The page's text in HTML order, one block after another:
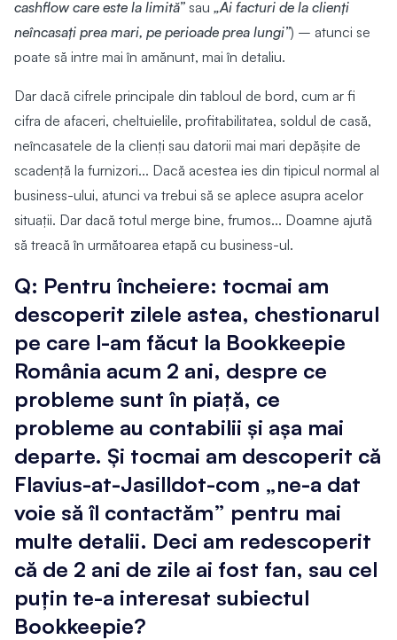
cashflow care este la limită” sau „Ai facturi de la clienți
neîncasați prea mari, pe perioade prea lungi”) – atunci se
poate să intre mai în amănunt, mai în detaliu.
Dar dacă cifrele principale din tabloul de bord, cum ar fi
cifra de afaceri, cheltuielile, profitabilitatea, soldul de casă,
neîncasatele de la clienți sau datorii mai mari depășite de
scadență la furnizori... Dacă acestea ies din tipicul normal al
business-ului, atunci va trebui să se aplece asupra acelor
situații. Dar dacă totul merge bine, frumos... Doamne ajută
să treacă în următoarea etapă cu business-ul.
Q: Pentru încheiere: tocmai am
descoperit zilele astea, chestionarul
pe care l-am făcut la Bookkeepie
România acum 2 ani, despre ce
probleme sunt în piață, ce
probleme au contabilii și așa mai
departe. Și tocmai am descoperit că
Flavius-at-Jasilldot-com „ne-a dat
voie să îl contactăm” pentru mai
multe detalii. Deci am redescoperit
că de 2 ani de zile ai fost fan, sau cel
puțin te-a interesat subiectul
Bookkeepie?